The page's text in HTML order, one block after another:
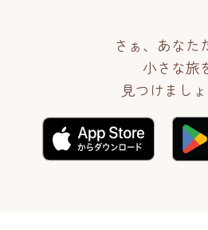
さぁ、あなた
小さな旅
見つけまし